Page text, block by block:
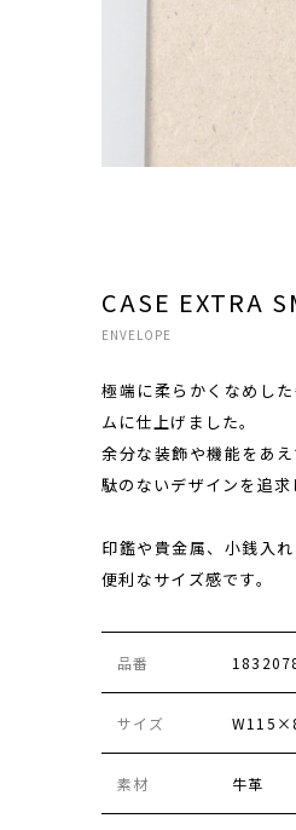
CASE EXTRA
ENVELOPE
極端に柔らかくなめし
ムに仕上げました。
余分な装飾や機能をあ
駄のないデザインを追求
印鑑や貴金属、小銭入
便利なサイズ感です。
品番
サイズ
素材 牛革